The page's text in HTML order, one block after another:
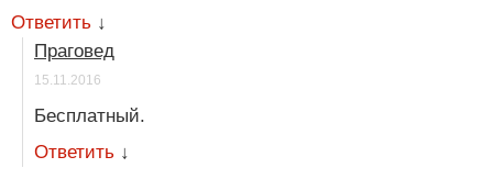
Ответить ↓
Праговед
15.11.2016
Бесплатный.
Ответить ↓